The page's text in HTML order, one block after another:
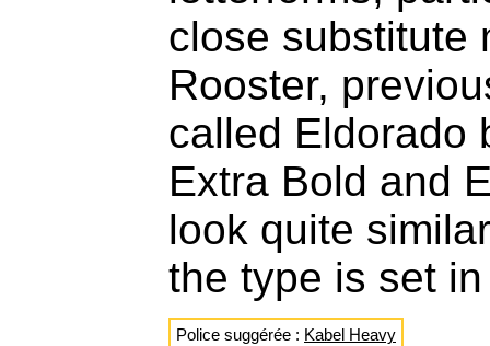
close substitute
Rooster,
called Eldorado
Extra Bold and
look quite
the type is set
Police suggérée : Kabel Heavy